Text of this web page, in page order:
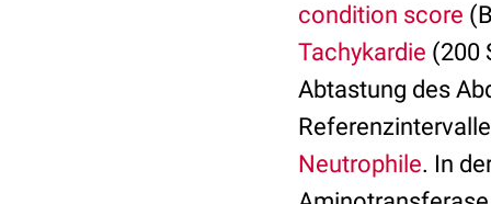
condition score
Tachykardie (200
Abtastung des
Neutrophile. In